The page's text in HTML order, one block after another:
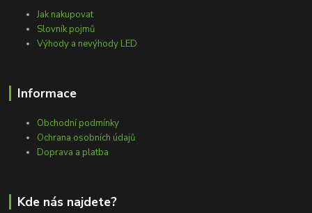
Jak nakupovat
Slovník pojmů
Výhody a nevýhody LED
Informace
Obchodní podmínky
Ochrana osobních údajů
Doprava a platba
Kde nás najdete?